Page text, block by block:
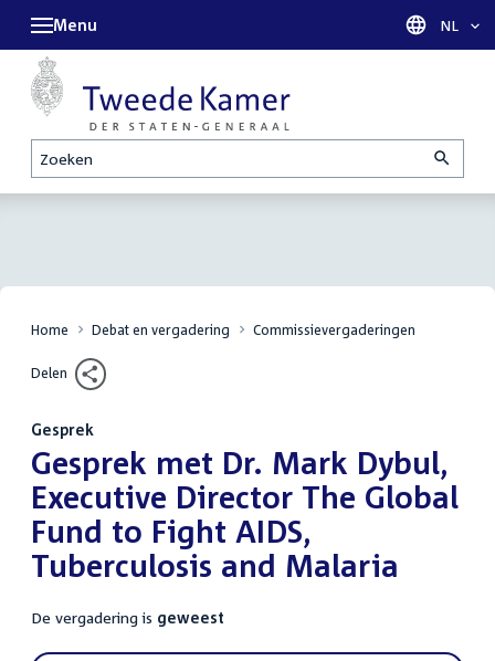
Zoeken
Menu Taal
NL
Home Debat en vergadering Commissievergaderingen
Delen
Gesprek
:Gesprek met Dr. Mark Dybul,
Executive Director The Global
Fund to Fight AIDS,
Tuberculosis and Malaria
De vergadering is geweest